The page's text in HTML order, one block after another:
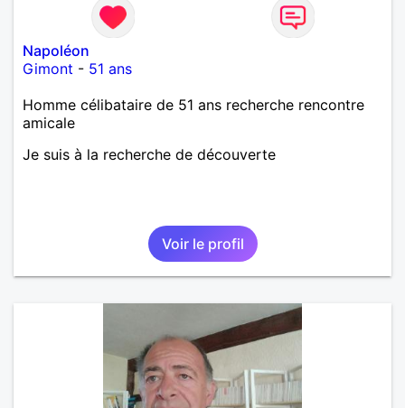
Napoléon
Gimont - 51 ans
Homme célibataire de 51 ans recherche rencontre
amicale
Je suis à la recherche de découverte
Voir le profil